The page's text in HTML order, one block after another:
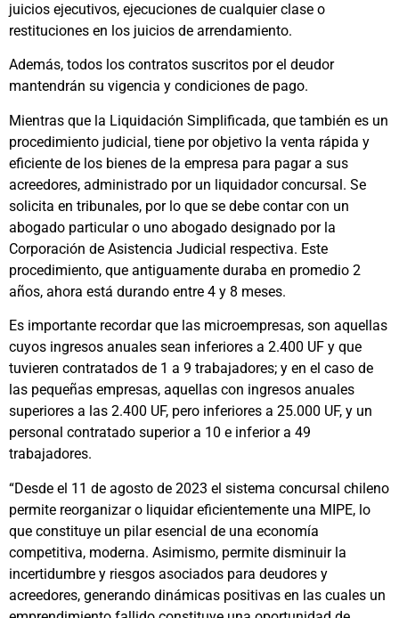
juicios ejecutivos, ejecuciones de cualquier clase o
restituciones en los juicios de arrendamiento.
Además, todos los contratos suscritos por el deudor
mantendrán su vigencia y condiciones de pago.
Mientras que la Liquidación Simplificada, que también es un
procedimiento judicial, tiene por objetivo la venta rápida y
eficiente de los bienes de la empresa para pagar a sus
acreedores, administrado por un liquidador concursal. Se
solicita en tribunales, por lo que se debe contar con un
abogado particular o uno abogado designado por la
Corporación de Asistencia Judicial respectiva. Este
procedimiento, que antiguamente duraba en promedio 2
años, ahora está durando entre 4 y 8 meses.
Es importante recordar que las microempresas, son aquellas
cuyos ingresos anuales sean inferiores a 2.400 UF y que
tuvieren contratados de 1 a 9 trabajadores; y en el caso de
las pequeñas empresas, aquellas con ingresos anuales
superiores a las 2.400 UF, pero inferiores a 25.000 UF, y un
personal contratado superior a 10 e inferior a 49
trabajadores.
“Desde el 11 de agosto de 2023 el sistema concursal chileno
permite reorganizar o liquidar eficientemente una MIPE, lo
que constituye un pilar esencial de una economía
competitiva, moderna. Asimismo, permite disminuir la
incertidumbre y riesgos asociados para deudores y
acreedores, generando dinámicas positivas en las cuales un